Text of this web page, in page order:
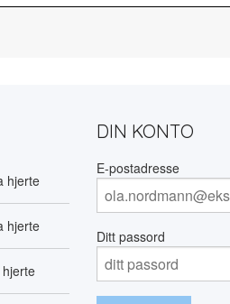
hjerte
hjerte
DIN KONTO
E-postadresse
Ditt passord